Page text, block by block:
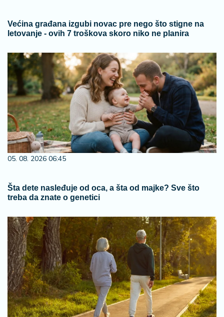
Većina građana izgubi novac pre nego što stigne na
letovanje - ovih 7 troškova skoro niko ne planira
05. 08. 2026 06:45
Šta dete nasleđuje od oca, a šta od majke? Sve što
treba da znate o genetici